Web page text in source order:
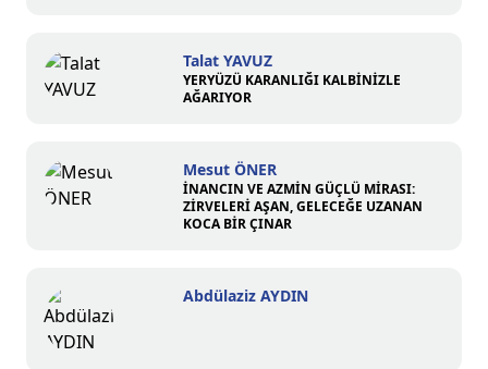
Talat YAVUZ
YERYÜZÜ KARANLIĞI KALBİNİZLE
AĞARIYOR
Mesut ÖNER
İNANCIN VE AZMİN GÜÇLÜ MİRASI:
ZİRVELERİ AŞAN, GELECEĞE UZANAN
KOCA BİR ÇINAR
Abdülaziz AYDIN